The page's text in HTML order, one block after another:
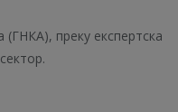
(ГНКА), преку експертска